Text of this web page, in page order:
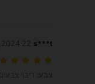
s***t